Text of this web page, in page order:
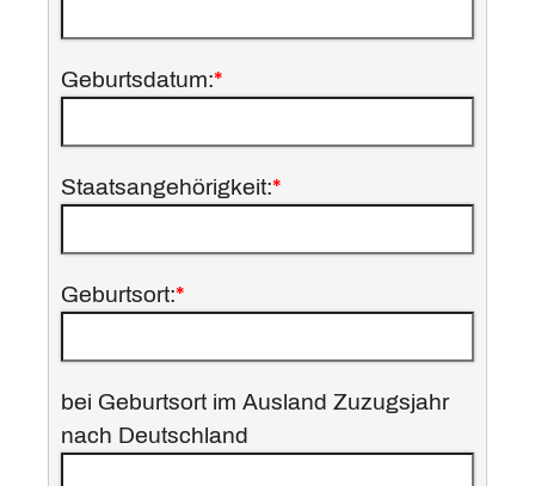
Geburtsdatum:*
Staatsangehörigkeit:*
Geburtsort:*
bei Geburtsort im Ausland Zuzugsjahr
nach Deutschland